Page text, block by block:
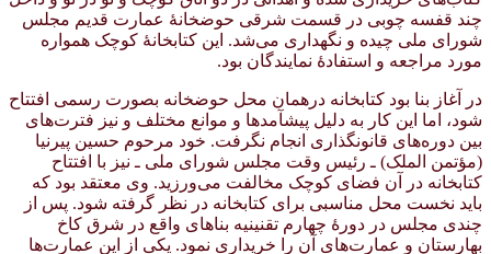
چند قفسه چوبی در قسمت شرقی حوضخانهٔ عمارت قدیم مجلس
شورای ملی چیده و نگهداری می‌شد. این کتابخانهٔ کوچک همواره
مورد مراجعه و استفادهٔ نمایندگان بود.
در آغاز بنا بود کتابخانه درهمان محل حوضخانه بصورت رسمی افتتاح
شود، اما این کار به دلیل پیشآمدها و موانع مختلف و نیز فترت‌های
بین دوره‌های قانونگذاری انجام نگرفت. خود مرحوم حسین پیرنیا
(مؤتمن الملک) ـ رئیس وقت مجلس شورای ملی ـ نیز با افتتاح
کتابخانه در آن فضای کوچک مخالفت می‌ورزید. وی معتقد بود که
باید نخست محل مناسبی برای کتابخانه در نظر گرفته شود. پس از
چندی مجلس در دورهٔ چهارم تقنینیه بناهای واقع در شرق کاخ
بهارستان و عمارت‌های آن را خریداری نمود. یکی از این عمارت‌ها